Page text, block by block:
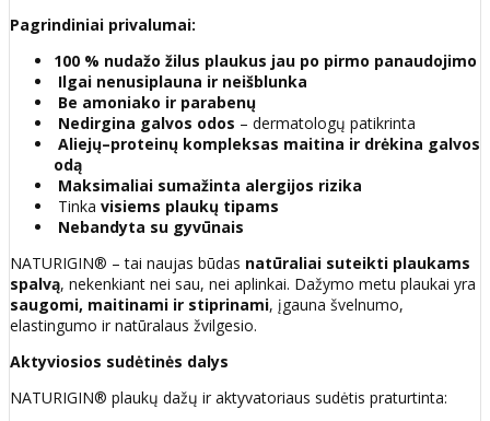
Pagrindiniai privalumai:
100 % nudažo žilus plaukus jau po pirmo panaudojimo
Ilgai nenusiplauna ir neišblunka
Be amoniako ir parabenų
Nedirgina galvos odos – dermatologų patikrinta
Aliejų–proteinų kompleksas maitina ir drėkina galvos
odą
Maksimaliai sumažinta alergijos rizika
Tinka visiems plaukų tipams
Nebandyta su gyvūnais
NATURIGIN® – tai naujas būdas natūraliai suteikti plaukams
spalvą, nekenkiant nei sau, nei aplinkai. Dažymo metu plaukai yra
saugomi, maitinami ir stiprinami, įgauna švelnumo,
elastingumo ir natūralaus žvilgesio.
Aktyviosios sudėtinės dalys
NATURIGIN® plaukų dažų ir aktyvatoriaus sudėtis praturtinta: